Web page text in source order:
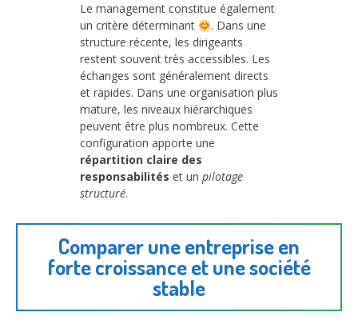
Le management constitue également
un critère déterminant
. Dans une
structure récente, les dirigeants
restent souvent très accessibles. Les
échanges sont généralement directs
et rapides. Dans une organisation plus
mature, les niveaux hiérarchiques
peuvent être plus nombreux. Cette
configuration apporte une
répartition claire des
responsabilités et un pilotage
structuré.
Comparer une entreprise en
forte croissance et une société
stable